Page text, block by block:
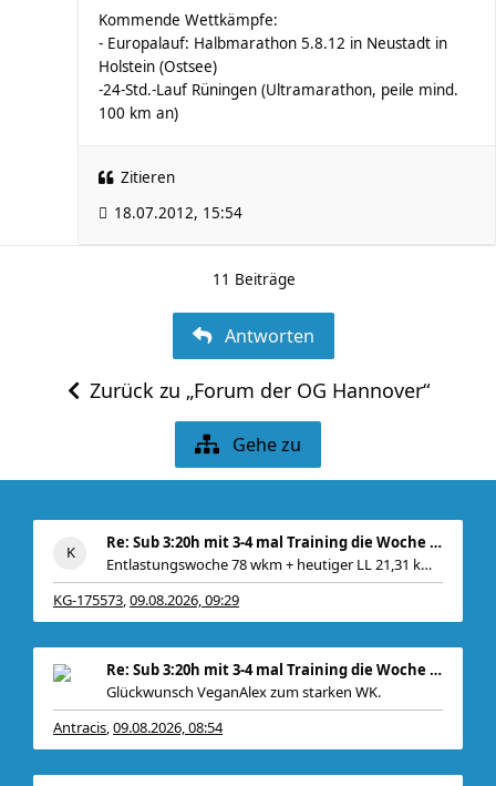
Kommende Wettkämpfe:
- Europalauf: Halbmarathon 5.8.12 in Neustadt in
Holstein (Ostsee)
-24-Std.-Lauf Rüningen (Ultramarathon, peile mind.
100 km an)
Zitieren
18.07.2012, 15:54
11 Beiträge
Antworten
Zurück zu „Forum der OG Hannover“
Gehe zu
Re: Sub 3:20h mit 3-4 mal Training die Woche machb
Entlastungswoche 78 wkm + heutiger LL 21,31 km @
KG-175573,09.08.2026, 09:29
Re: Sub 3:20h mit 3-4 mal Training die Woche machb
Glückwunsch VeganAlex zum starken WK.
Be
Antracis,09.08.2026, 08:54